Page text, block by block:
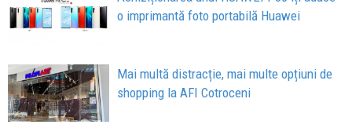
o imprimantă foto portabilă Huawei
Mai multă distracție, mai multe opțiuni de
shopping la AFI Cotroceni